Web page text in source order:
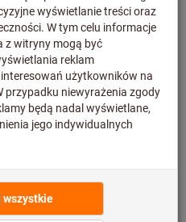
obowiązującej wysokości
8 wariantów